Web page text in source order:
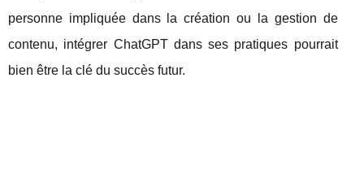
personne impliquée dans la création ou la gestion de
contenu, intégrer ChatGPT dans ses pratiques pourrait
bien être la clé du succès futur.